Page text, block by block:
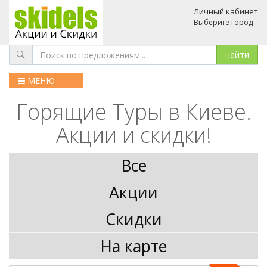
Личный кабинет
Выберите город
МЕНЮ
Горящие Туры в Киеве.
Акции и скидки!
Все
Акции
Скидки
На карте